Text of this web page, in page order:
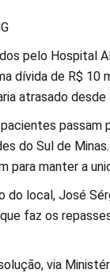
pelo Hospital
dívida de R$ 10
atrasado desde
do Sul de
para manter a
do local, José
faz os
via